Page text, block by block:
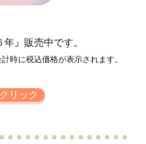
』 販売中です。
時に税込価格が表示されます。
リック